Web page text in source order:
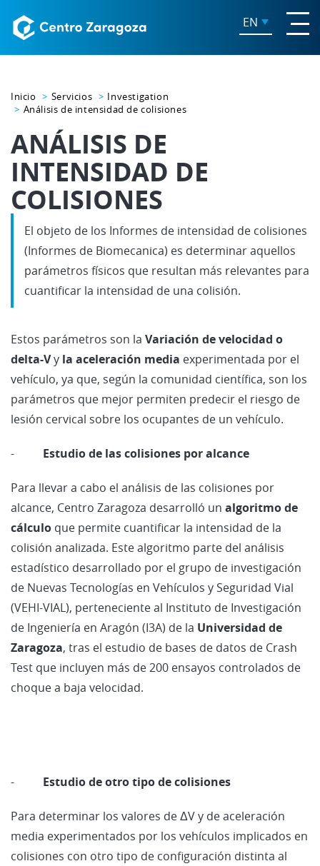
EN
Inicio Servicios
Investigation
Análisis de intensidad de colisiones
ANÁLISIS DE
INTENSIDAD DE
COLISIONES
El objeto de los Informes de intensidad de colisiones
(Informes de Biomecanica) es determinar aquellos
parámetros físicos que resultan más relevantes para
cuantificar la intensidad de una colisión.
Estos parámetros son la Variación de velocidad o
delta-Vy la aceleración media experimentada por el
vehículo, ya que, según la comunidad científica, son los
parámetros que mejor permiten predecir el riesgo de
lesión cervical sobre los ocupantes de un vehículo.
- Estudio de las colisiones por alcance
Para llevar a cabo el análisis de las colisiones por
alcance, Centro Zaragoza desarrolló un algoritmo de
cálculo que permite cuantificar la intensidad de la
colisión analizada. Este algoritmo parte del análisis
estadístico desarrollado por el grupo de investigación
de Nuevas Tecnologías en Vehículos y Seguridad Vial
(VEHI-VIAL), perteneciente al Instituto de Investigación
de Ingeniería en Aragón (I3A) de la Universidad de
Zaragoza, tras el estudio de bases de datos de Crash
Test que incluyen más de 200 ensayos controlados de
choque a baja velocidad.
- Estudio de otro tipo de colisiones
Para determinar los valores de ΔV y de aceleración
media experimentados por los vehículos implicados en
colisiones con otro tipo de configuración distinta al